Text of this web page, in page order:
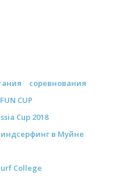
соревнования
CUP
Cup 2018
в Муйне
College